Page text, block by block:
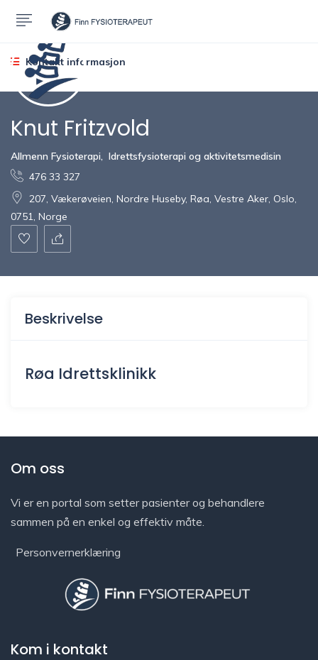
Kontakt informasjon
Knut Fritzvold
Allmenn Fysioterapi
Idrettsfysioterapi og aktivitetsmedisin
476 33 327
207, Vækerøveien, Nordre Huseby, Røa, Vestre Aker, Oslo,
0751, Norge
Beskrivelse
Røa Idrettsklinikk
Om oss
Vi er en portal som setter pasienter og behandlere
sammen på en enkel og effektiv måte.
Personvernerklæring
Kom i kontakt